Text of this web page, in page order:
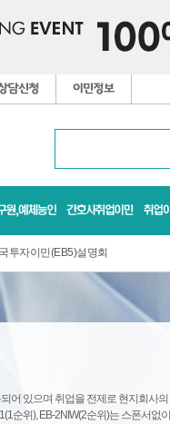
투자이민(EB5)설명회
어 있으며 취업을 전제로 현지회사
순위), EB-2NIW(2순위)는 스폰서없